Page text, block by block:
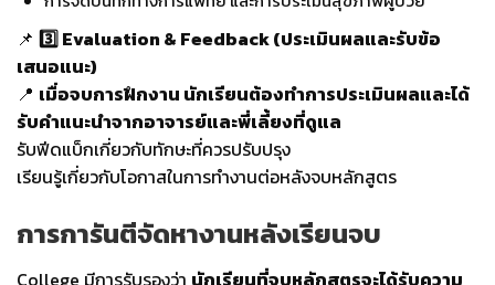
📌 3️⃣ Evaluation & Feedback (ประเมินผลและรับข้อ
เสนอแนะ)
📍 เมื่อจบการฝึกงาน นักเรียนต้องทำการประเมินผลและได้
รับคำแนะนำจากอาจารย์และพี่เลี้ยงที่ดูแล
รับฟีดแบ็กเกี่ยวกับทักษะที่ควรปรับปรุง
เรียนรู้เกี่ยวกับโอกาสในการทำงานต่อหลังจบหลักสูตร
การการันตีจัดหางานหลังเรียนจบ
College มีการรับรองว่า นักเรียนที่จบหลักสูตรจะได้รับความ